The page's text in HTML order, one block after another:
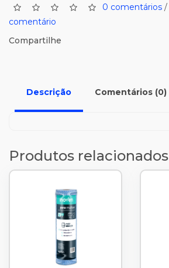
0 comentários /
comentário
Compartilhe
Descrição Comentários (0)
Produtos relacionados